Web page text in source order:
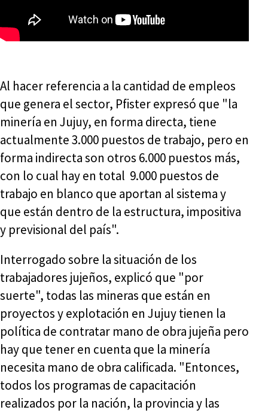
Al hacer referencia a la cantidad de empleos
que genera el sector, Pfister expresó que "la
minería en Jujuy, en forma directa, tiene
actualmente 3.000 puestos de trabajo, pero en
forma indirecta son otros 6.000 puestos más,
con lo cual hay en total 9.000 puestos de
trabajo en blanco que aportan al sistema y
que están dentro de la estructura, impositiva
y previsional del país".
Interrogado sobre la situación de los
trabajadores jujeños, explicó que "por
suerte", todas las mineras que están en
proyectos y explotación en Jujuy tienen la
política de contratar mano de obra jujeña pero
hay que tener en cuenta que la minería
necesita mano de obra calificada. "Entonces,
todos los programas de capacitación
realizados por la nación, la provincia y las